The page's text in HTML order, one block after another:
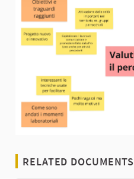
RELATED DOCUMENTS